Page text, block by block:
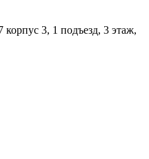
3, 1 подъезд, 3 этаж,